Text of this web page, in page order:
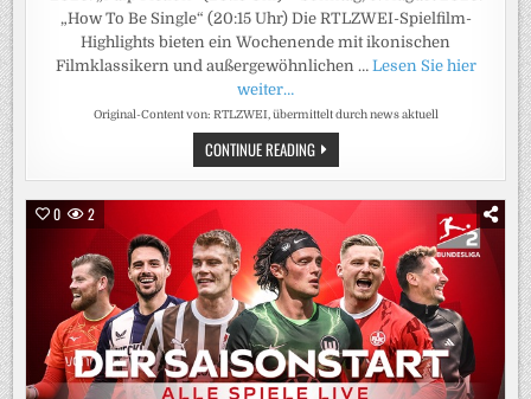
„How To Be Single“ (20:15 Uhr) Die RTLZWEI-Spielfilm-
Highlights bieten ein Wochenende mit ikonischen
Filmklassikern und außergewöhnlichen … Lesen Sie hier
weiter…
Original-Content von: RTLZWEI, übermittelt durch news aktuell
CONTINUE READINGDIE
SPIELFILM-
HIGHLIGHTS
BEI
TARANTINO-
DOPPEL
UND
CHARAKTERSTARKE
FRAUEN
0 2